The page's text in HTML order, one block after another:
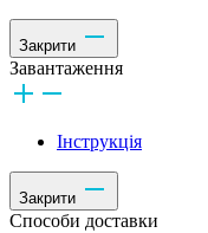
Закрити
Завантаження
Інструкція
Закрити
Способи доставки